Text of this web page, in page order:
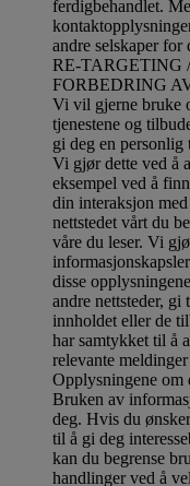
ferdigbehandlet.
andre selskaper for
RE-TARGETING
FORBEDRING
Vi vil gjerne bruke
tjenestene og
gi deg en personlig
Vi gjør dette ved å
eksempel ved å
din interaksjon
nettstedet vårt du
våre du leser. Vi
disse
andre nettsteder,
innholdet eller de
har samtykket til å
relevante
Opplysningene om
Bruken av
deg. Hvis du
til å gi deg
kan du begrense
handlinger ved å